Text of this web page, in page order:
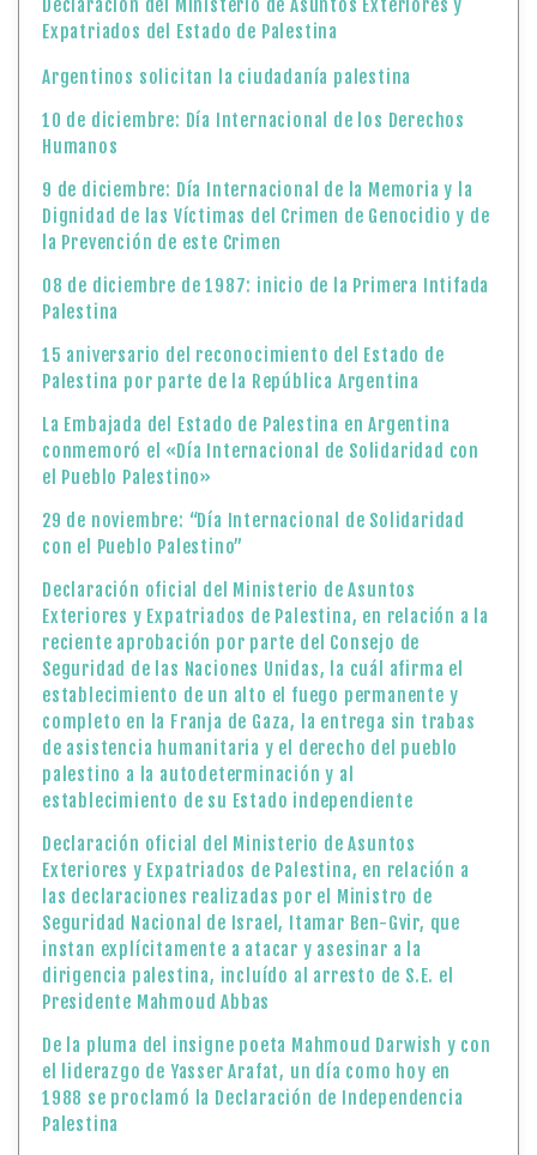
Declaración del Ministerio de Asuntos Exteriores y
Expatriados del Estado de Palestina
Argentinos solicitan la ciudadanía palestina
10 de diciembre: Día Internacional de los Derechos
Humanos
9 de diciembre: Día Internacional de la Memoria y la
Dignidad de las Víctimas del Crimen de Genocidio y de
la Prevención de este Crimen
08 de diciembre de 1987: inicio de la Primera Intifada
Palestina
15 aniversario del reconocimiento del Estado de
Palestina por parte de la República Argentina
La Embajada del Estado de Palestina en Argentina
conmemoró el «Día Internacional de Solidaridad con
el Pueblo Palestino»
29 de noviembre: “Día Internacional de Solidaridad
con el Pueblo Palestino”
Declaración oficial del Ministerio de Asuntos
Exteriores y Expatriados de Palestina, en relación a la
reciente aprobación por parte del Consejo de
Seguridad de las Naciones Unidas, la cuál afirma el
establecimiento de un alto el fuego permanente y
completo en la Franja de Gaza, la entrega sin trabas
de asistencia humanitaria y el derecho del pueblo
palestino a la autodeterminación y al
establecimiento de su Estado independiente
Declaración oficial del Ministerio de Asuntos
Exteriores y Expatriados de Palestina, en relación a
las declaraciones realizadas por el Ministro de
Seguridad Nacional de Israel, Itamar Ben-Gvir, que
instan explícitamente a atacar y asesinar a la
dirigencia palestina, incluído al arresto de S.E. el
Presidente Mahmoud Abbas
De la pluma del insigne poeta Mahmoud Darwish y con
el liderazgo de Yasser Arafat, un día como hoy en
1988 se proclamó la Declaración de Independencia
Palestina